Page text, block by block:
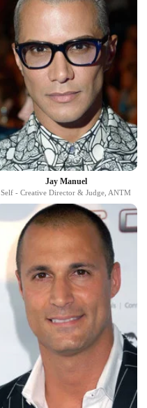
Jay Manuel
Self - Creative Director & Judge, ANTM